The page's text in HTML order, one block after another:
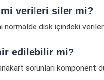
verileri siler mi?
normalde disk içindeki
edilebilir mi?
sorunları komponent